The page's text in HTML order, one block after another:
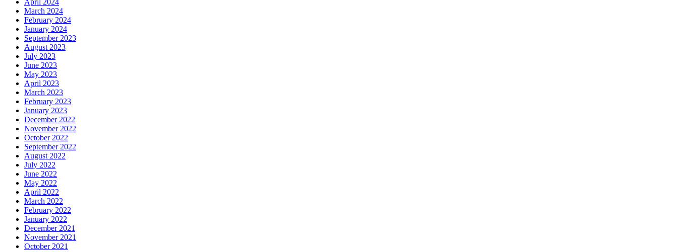
April 2024
March 2024
February 2024
January 2024
September 2023
August 2023
July 2023
June 2023
May 2023
April 2023
March 2023
February 2023
January 2023
December 2022
November 2022
October 2022
September 2022
August 2022
July 2022
June 2022
May 2022
April 2022
March 2022
February 2022
January 2022
December 2021
November 2021
October 2021